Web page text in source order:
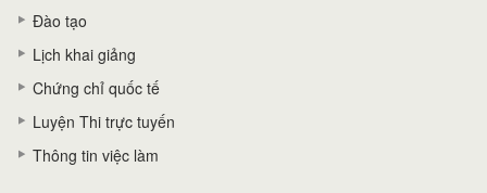
Đào tạo
Lịch khai giảng
Chứng chỉ quốc tế
Luyện Thi trực tuyến
Thông tin việc làm